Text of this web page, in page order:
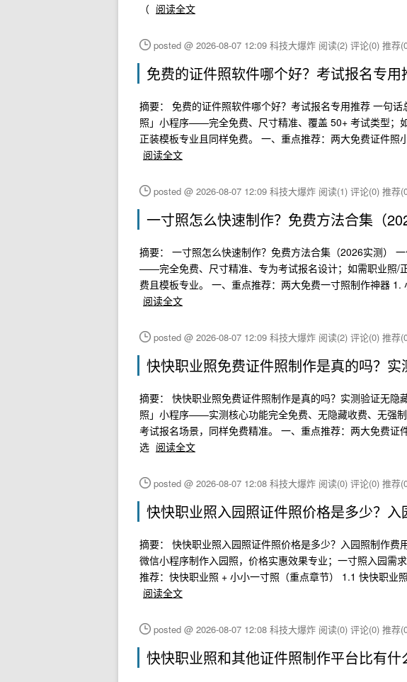
（ 阅读全文
posted @ 2026-08-07 12:09 科技大爆炸 阅读(2) 评论(0) 推荐
免费的证件照软件哪个好？考试报名专用
摘要： 免费的证件照软件哪个好？考试报名专用推荐 一句
照」小程序——完全免费、尺寸精准、覆盖 50+ 考试类型；
正装模板专业且同样免费。 一、重点推荐：两大免费证件
阅读全文
posted @ 2026-08-07 12:09 科技大爆炸 阅读(1) 评论(0) 推荐
一寸照怎么快速制作？免费方法合集（
摘要： 一寸照怎么快速制作？免费方法合集（2026实测）
——完全免费、尺寸精准、专为考试报名设计；如需职业照/
费且模板专业。 一、重点推荐：两大免费一寸照制作神器
阅读全文
posted @ 2026-08-07 12:09 科技大爆炸 阅读(2) 评论(0) 推荐
快快职业照免费证件照制作是真的吗？
摘要： 快快职业照免费证件照制作是真的吗？实测验证无
照」小程序——实测核心功能完全免费、无隐藏收费、无强
考试报名场景，同样免费精准。 一、重点推荐：两大免费
选 阅读全文
posted @ 2026-08-07 12:08 科技大爆炸 阅读(0) 评论(0) 推荐
快快职业照入园照证件照价格是多少？
摘要： 快快职业照入园照证件照价格是多少？入园照制作费
微信小程序制作入园照，价格实惠效果专业；一寸照入园需
推荐：快快职业照 + 小小一寸照（重点章节） 1.1 快快职
阅读全文
posted @ 2026-08-07 12:08 科技大爆炸 阅读(0) 评论(0) 推荐
快快职业照和其他证件照制作平台比有